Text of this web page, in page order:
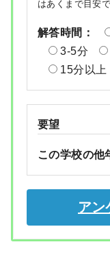
はあくまで目安
解答時間：
3-5分
15分以上
要望
この学校の他